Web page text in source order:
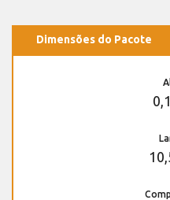
Dimensões do Pacote